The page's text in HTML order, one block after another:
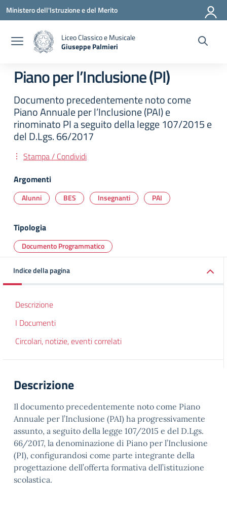
Vai ai contenuti
Vai al menu di navigazione
Vai al footer
Ministero dell'Istruzione e del Merito
Liceo Classico e Musicale
Giuseppe Palmieri
Piano per l’Inclusione (PI)
Documento precedentemente noto come
Piano Annuale per l’Inclusione (PAI) e
rinominato PI a seguito della legge 107/2015 e
del D.Lgs. 66/2017
Stampa / Condividi
Argomenti
Alunni BES Insegnanti PAI
Tipologia
Documento Programmatico
Indice della pagina
Descrizione
I Documenti
Circolari, notizie, eventi correlati
Descrizione
Il documento precedentemente noto come Piano
Annuale per l’Inclusione (PAI) ha progressivamente
assunto, a seguito della legge 107/2015 e del D.Lgs.
66/2017, la denominazione di Piano per l’Inclusione
(PI), configurandosi come parte integrante della
progettazione dell’offerta formativa dell’istituzione
scolastica.